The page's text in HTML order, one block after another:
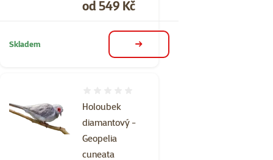
Cena
od 549 Kč
Skladem detail
Holoubek
diamantový -
Geopelia
cuneata